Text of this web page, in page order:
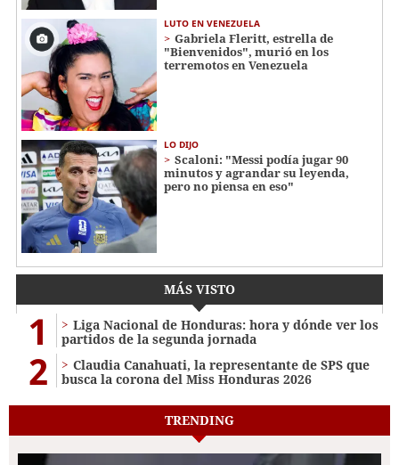
LUTO EN VENEZUELA
Gabriela Fleritt, estrella de
"Bienvenidos", murió en los
terremotos en Venezuela
LO DIJO
Scaloni: "Messi podía jugar 90
minutos y agrandar su leyenda,
pero no piensa en eso"
MÁS VISTO
1
Liga Nacional de Honduras: hora y dónde ver los
partidos de la segunda jornada
2
Claudia Canahuati, la representante de SPS que
busca la corona del Miss Honduras 2026
TRENDING